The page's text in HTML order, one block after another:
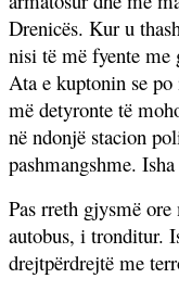
Drenicës. Kur u
nisi të më fyente me
Ata e kuptonin se
më detyronte të
në ndonjë stacion
pashmangshme.
Pas rreth gjysmë
autobus, i tronditur.
drejtpërdrejtë me